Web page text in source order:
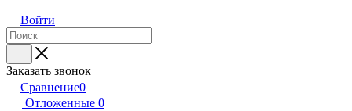
Войти
Заказать звонок
Сравнение0
Отложенные 0